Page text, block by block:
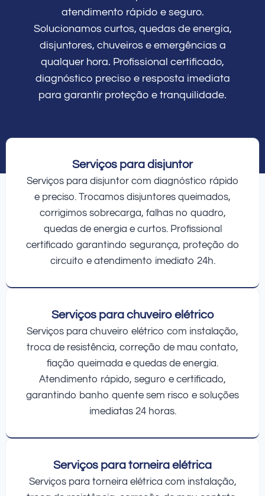
atendimento rápido e seguro.
Solucionamos curtos, quedas de energia,
disjuntores, chuveiros e emergências a
qualquer hora. Profissional certificado,
diagnóstico preciso e resposta imediata
para garantir proteção e tranquilidade.
Serviços para disjuntor
Serviços para disjuntor com diagnóstico rápido
e preciso. Trocamos disjuntores queimados,
corrigimos sobrecarga, falhas no quadro,
quedas de energia e curtos. Profissional
certificado garantindo segurança, proteção do
circuito e atendimento imediato 24h.
Serviços para chuveiro elétrico
Serviços para chuveiro elétrico com instalação,
troca de resistência, correção de mau contato,
fiação queimada e quedas de energia.
Atendimento rápido, seguro e certificado,
garantindo banho quente sem risco e soluções
imediatas 24 horas.
Serviços para torneira elétrica
Serviços para torneira elétrica com instalação,